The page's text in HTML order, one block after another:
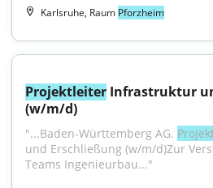
Karlsruhe, Raum Pforzheim
Projektleiter Infrastruktur
(w/m/d)
"...Baden-Württemberg AG.
und Erschließung (w/m/d)Zur
Teams Ingenieurbau..."